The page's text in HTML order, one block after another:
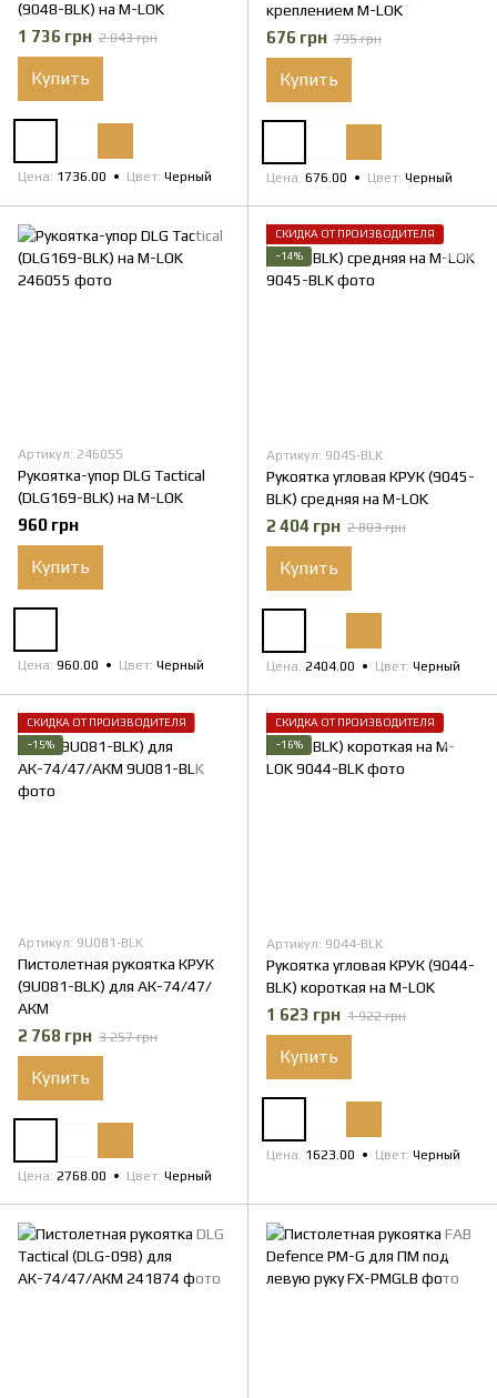
(9048-BLK) на M-LOK
1 736 грн 2 043 грн
Купить
Цена 1736.00 Цвет Черный
креплением M-LOK
676 грн 795 грн
Купить
Цена 676.00 Цвет Черный
Артикул: 246055
Рукоятка-упор DLG Tactical
(DLG169-BLK) на M-LOK
960 грн
Купить
Цена 960.00 Цвет Черный
СКИДКА ОТ ПРОИЗВОДИТЕЛЯ
−14%
Артикул: 9045-BLK
Рукоятка угловая КРУК (9045-
BLK) средняя на M-LOK
2 404 грн 2 803 грн
Купить
Цена 2404.00 Цвет Черный
СКИДКА ОТ ПРОИЗВОДИТЕЛЯ
−15%
Артикул: 9U081-BLK
Пистолетная рукоятка КРУК
(9U081-BLK) для АК-74/47/
АКМ
2 768 грн 3 257 грн
Купить
Цена 2768.00 Цвет Черный
СКИДКА ОТ ПРОИЗВОДИТЕЛЯ
−16%
Артикул: 9044-BLK
Рукоятка угловая КРУК (9044-
BLK) короткая на M-LOK
1 623 грн 1 922 грн
Купить
Цена 1623.00 Цвет Черный